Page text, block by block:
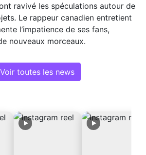
ravivé les spéculations autour de
Le rappeur canadien entretient
l’impatience de ses fans,
nouveaux morceaux.
Voir toutes les news